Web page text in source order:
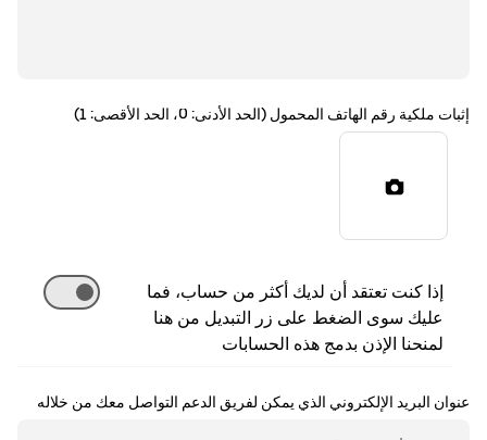
إثبات ملكية رقم الهاتف المحمول (الحد الأدنى: 0، الحد الأقصى: 1)
إذا كنت تعتقد أن لديك أكثر من حساب، فما
عليك سوى الضغط على زر التبديل من هنا
لمنحنا الإذن بدمج هذه الحسابات
عنوان البريد الإلكتروني الذي يمكن لفريق الدعم التواصل معك من خلاله